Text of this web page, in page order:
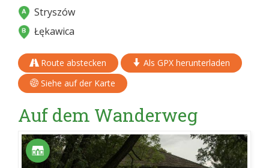
Stryszów
Łękawica
Route abstecken
Als GPX herunterladen
Siehe auf der Karte
Auf dem Wanderweg